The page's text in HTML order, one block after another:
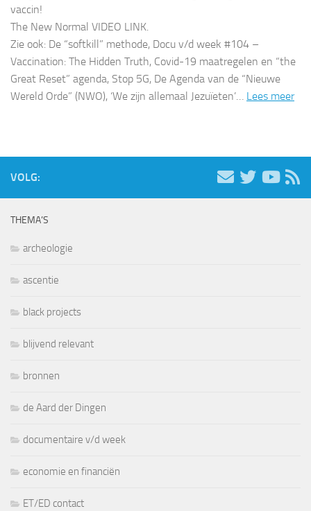
vaccin!
The New Normal VIDEO LINK.
Zie ook: De “softkill” methode, Docu v/d week #104 –
Vaccination: The Hidden Truth, Covid-19 maatregelen en “the
Great Reset” agenda, Stop 5G, De Agenda van de “Nieuwe
Wereld Orde” (NWO), ‘We zijn allemaal Jezuïeten’… Lees meer
VOLG:
THEMA’S
archeologie
ascentie
black projects
blijvend relevant
bronnen
de Aard der Dingen
documentaire v/d week
economie en financiën
ET/ED contact